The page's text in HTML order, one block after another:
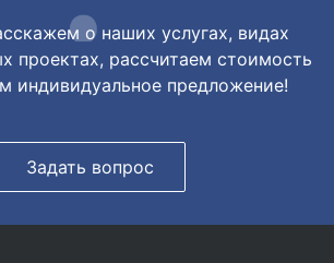
о наших услугах, видах
проектах, рассчитаем стоимость
индивидуальное предложение!
Задать вопрос